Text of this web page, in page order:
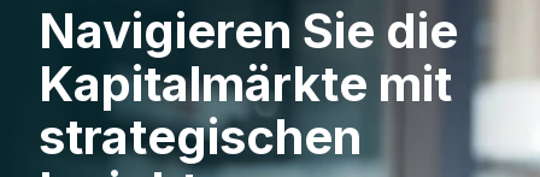
Lösungen
Ressourcen
Navigieren Sie die
Kapitalmärkte mit
strategischen